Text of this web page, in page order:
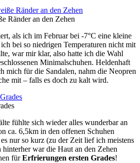
Ränder an den Zehen
als ich im Februar bei -7°C eine kleine
bei so niedrigen Temperaturen nicht mit
war mir klar, also hatte ich die Wahl
Minimalschuhen. Heldenhaft
mich für die Sandalen, nahm die Neopren
mit – falls es doch zu kalt wird.
fühlte sich wieder alles wunderbar an
ca. 6,5km in den offenen Schuhen
nur so kurz (zu der Zeit lief ich meistens
war die Haut an den Zehen
fürErfrierungen ersten Grades!